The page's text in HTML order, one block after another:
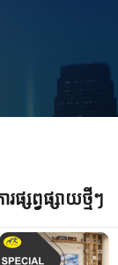
រផ្សព្វផ្សាយថ្មីៗ